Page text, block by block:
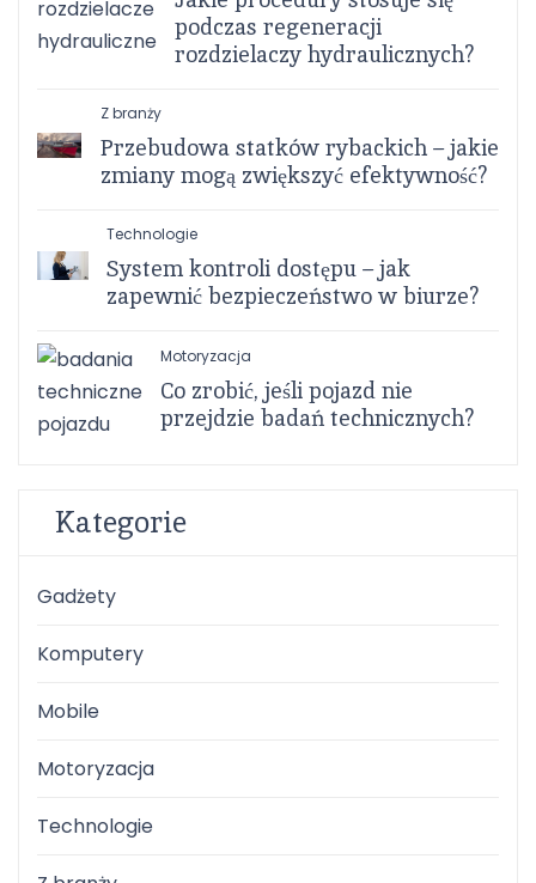
podczas regeneracji
rozdzielaczy hydraulicznych?
Z branży
Przebudowa statków rybackich – jakie
zmiany mogą zwiększyć efektywność?
Technologie
System kontroli dostępu – jak
zapewnić bezpieczeństwo w biurze?
Motoryzacja
Co zrobić, jeśli pojazd nie
przejdzie badań technicznych?
Kategorie
Gadżety
Komputery
Mobile
Motoryzacja
Technologie